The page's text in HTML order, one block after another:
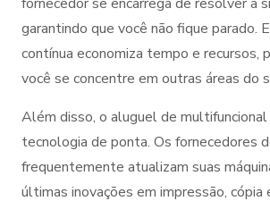
garantindo que você não fique parado.
contínua economiza tempo e recursos,
você se concentre em outras áreas do
Além disso, o aluguel de
tecnologia de ponta. Os fornecedores
frequentemente atualizam suas
últimas inovações em impressão, cópia